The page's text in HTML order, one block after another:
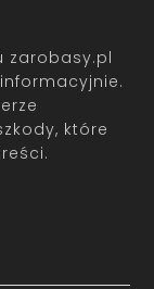
zarobasy.pl
które